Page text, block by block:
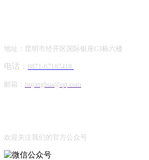
地址：昆明市经开区国际银座C3栋六楼
电话： 0871-67187418
邮箱： liujanghua@qq.com
欢迎关注我们的官方公众号